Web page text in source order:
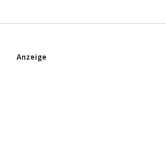
S
Anzeige